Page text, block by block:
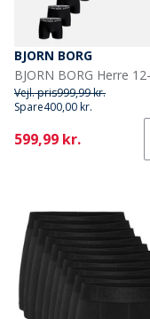
BJORN BORG
Vejl. pris999,99 kr.
Spare400,00 kr.
Current
599,99 kr.